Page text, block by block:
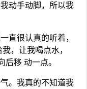
动手动脚，所以我
直很认真的听着，
，让我喝点水，
后移 动一点。
。我真的不知道我